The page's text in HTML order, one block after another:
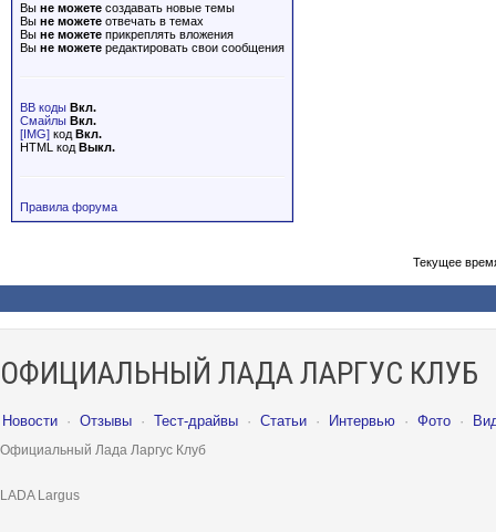
Вы не можете создавать новые темы
Вы не можете отвечать в темах
Вы не можете прикреплять вложения
Вы не можете редактировать свои сообщения
BB коды Вкл.
Смайлы Вкл.
[IMG] код Вкл.
HTML код Выкл.
Правила форума
Текущее
ОФИЦИАЛЬНЫЙ ЛАДА ЛАРГУС КЛУБ
Новости · Отзывы · Тест-драйвы · Статьи · Интервью · Фото ·
Официальный Лада Ларгус Клуб
LADA Largus